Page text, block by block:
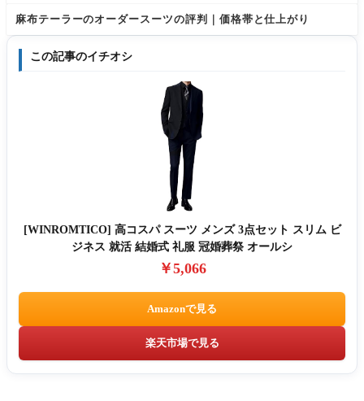
麻布テーラーのオーダースーツの評判｜価格帯と仕上がり
この記事のイチオシ
[WINROMTICO] 高コスパ スーツ メンズ 3点セット スリム ビ
ジネス 就活 結婚式 礼服 冠婚葬祭 オールシ
￥5,066
Amazonで見る
楽天市場で見る